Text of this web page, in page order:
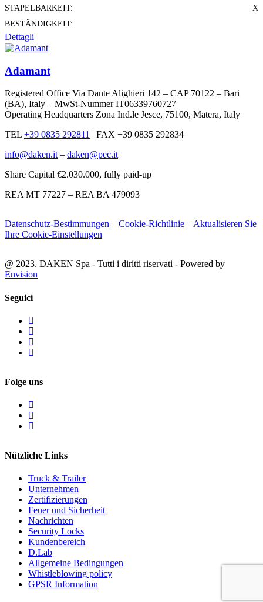
STAPELBARKEIT:
X
BESTÄNDIGKEIT:
Dettagli
Adamant
Registered Office Via Dante Alighieri 142 – CAP 70122 – Bari
(BA), Italy – MwSt-Nummer IT06339760727
Operating Headquarters Zona Ind.le Jesce, 75100, Matera, Italy
TEL +39 0835 292811 | FAX +39 0835 292834
info@daken.it – daken@pec.it
Share Capital €2.030.000, fully paid-up
REA MT 77227 – REA BA 479093
Datenschutz-Bestimmungen – Cookie-Richtlinie – Aktualisieren Sie
Ihre Cookie-Einstellungen
@ 2023. DAKEN Spa - Tutti i diritti riservati - Powered by
Envision
Seguici
Folge uns
Nützliche Links
Truck & Trailer
Unternehmen
Zertifizierungen
Feuer und Sicherheit
Nachrichten
Security Locks
Kundenbereich
D.Lab
Allgemeine Bedingungen
Whistleblowing policy
GPSR Information